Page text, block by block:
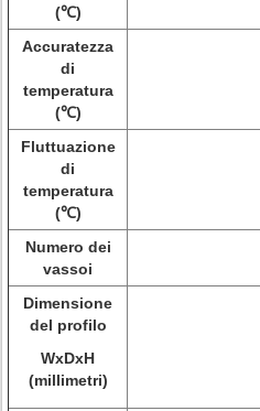
(℃)
Accuratezza
di
temperatura
(℃)
Fluttuazione
di
temperatura
(℃)
Numero dei
vassoi
Dimensione
del profilo
WxDxH
(millimetri)